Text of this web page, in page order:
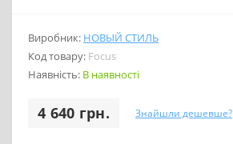
Виробник: НОВЫЙ СТИЛЬ
Код товару: Focus
Наявність: В наявності
4 640 грн. Знайшли дешевше?